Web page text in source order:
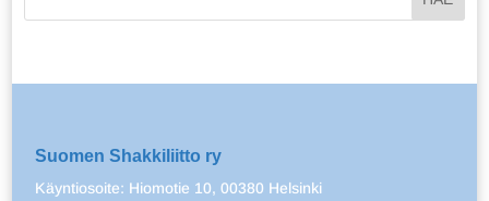
Suomen Shakkiliitto ry
Käyntiosoite: Hiomotie 10, 00380 Helsinki